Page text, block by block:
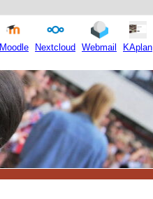
Moodle Nextcloud Webmail KAplan